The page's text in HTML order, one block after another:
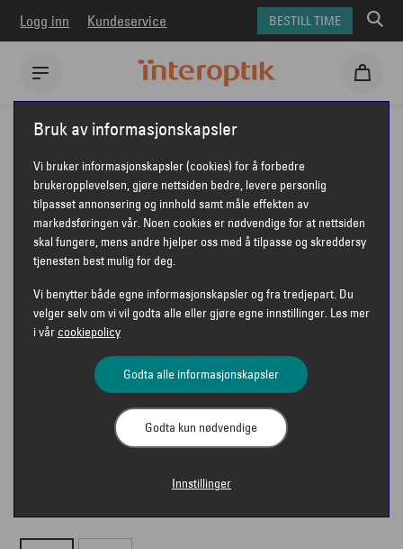
Logg inn Kundeservice BESTILL TIME
Interoptik Briller Ralph Lauren briller
RALPH LAUREN RL6255U
RALPH LAUREN
Bruk av informasjonskapsler
Vi bruker informasjonskapsler (cookies) for å forbedre
brukeropplevelsen, gjøre nettsiden bedre, levere personlig
tilpasset annonsering og innhold samt måle effekten av
markedsføringen vår. Noen cookies er nødvendige for at nettsiden
skal fungere, mens andre hjelper oss med å tilpasse og skreddersy
tjenesten best mulig for deg.
Vi benytter både egne informasjonskapsler og fra tredjepart. Du
velger selv om vi vil godta alle eller gjøre egne innstillinger. Les mer
i vår cookiepolicy
Godta alle informasjonskapsler
Godta kun nødvendige
Innstillinger